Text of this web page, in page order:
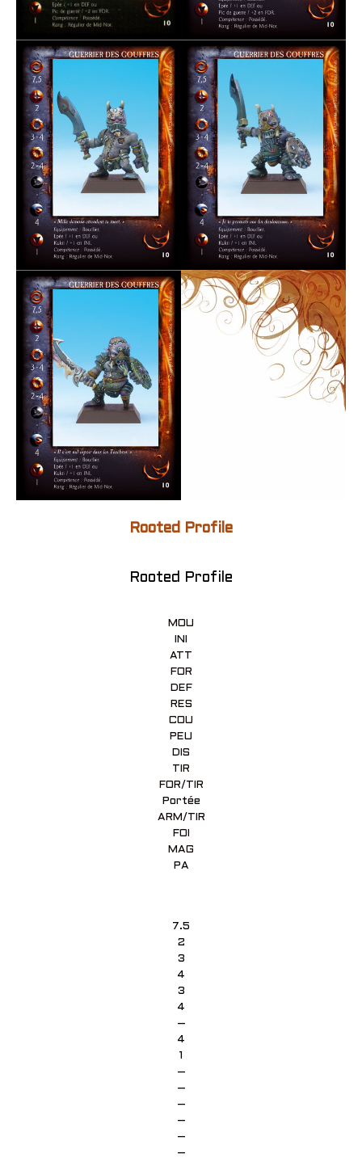
Rooted Profile
Rooted Profile
MOU
INI
ATT
FOR
DEF
RES
COU
PEU
DIS
TIR
FOR/TIR
Portée
ARM/TIR
FOI
MAG
PA
7.5
2
3
4
3
4
–
4
1
–
–
–
–
–
–